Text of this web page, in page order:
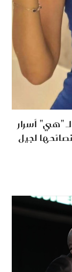
"هي" أسرار
لجيل